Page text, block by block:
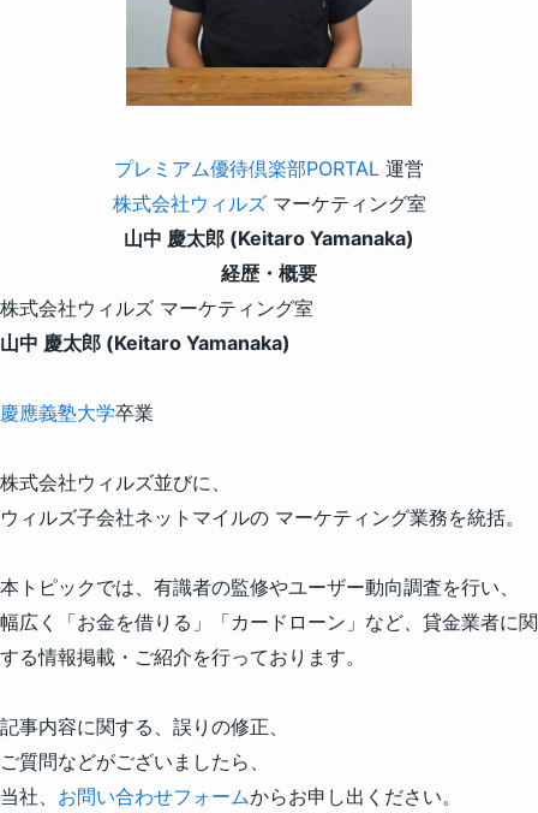
プレミアム優待倶楽部PORTAL 運営
株式会社ウィルズマーケティング室
山中 慶太郎 (Keitaro Yamanaka)
経歴・概要
株式会社ウィルズ マーケティング室
山中 慶太郎 (Keitaro Yamanaka)
慶應義塾大学卒業
株式会社ウィルズ並びに、
ウィルズ子会社ネットマイルの マーケティング業務を統括。
本トピックでは、有識者の監修やユーザー動向調査を行い、
幅広く「お金を借りる」「カードローン」など、貸金業者に関
する情報掲載・ご紹介を行っております。
記事内容に関する、誤りの修正、
ご質問などがございましたら、
当社、 お問い合わせフォームからお申し出ください。